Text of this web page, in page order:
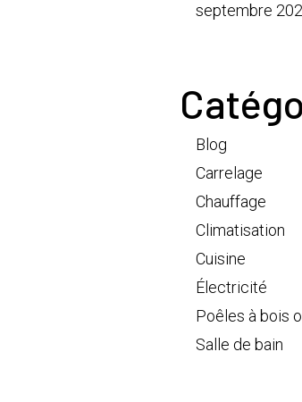
septembre
Blog
Carrelage
Chauffage
Climatisation
Cuisine
Électricité
Poêles à bois
Salle de bain